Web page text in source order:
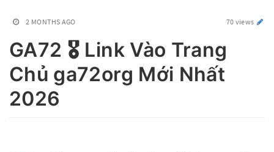
2 MONTHS AGO 70 views
GA72 🎖️ Link Vào Trang
Chủ ga72org Mới Nhất
2026